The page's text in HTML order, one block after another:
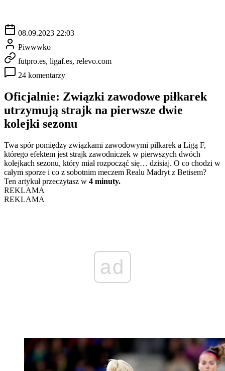
08.09.2023 22:03
Piwwwko
futpro.es, ligaf.es, relevo.com
24 komentarzy
Oficjalnie: Związki zawodowe piłkarek
utrzymują strajk na pierwsze dwie
kolejki sezonu
Twa spór pomiędzy związkami zawodowymi piłkarek a Ligą F,
którego efektem jest strajk zawodniczek w pierwszych dwóch
kolejkach sezonu, który miał rozpocząć się… dzisiaj. O co chodzi w
całym sporze i co z sobotnim meczem Realu Madryt z Betisem?
Ten artykuł przeczytasz w 4 minuty.
REKLAMA
REKLAMA
ad